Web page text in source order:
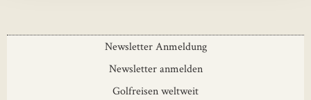
Newsletter Anmeldung
Newsletter anmelden
Golfreisen weltweit